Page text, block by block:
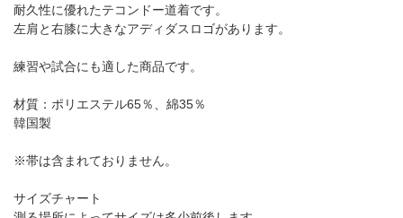
耐久性に優れたテコンドー道着です。
左肩と右膝に大きなアディダスロゴがあります。
練習や試合にも適した商品です。
材質：ポリエステル65％、綿35％
韓国製
※帯は含まれておりません。
サイズチャート